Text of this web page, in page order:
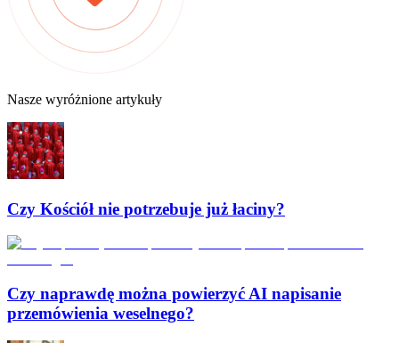
Nasze wyróżnione artykuły
Czy Kościół nie potrzebuje już łaciny?
Czy naprawdę można powierzyć AI napisanie
przemówienia weselnego?